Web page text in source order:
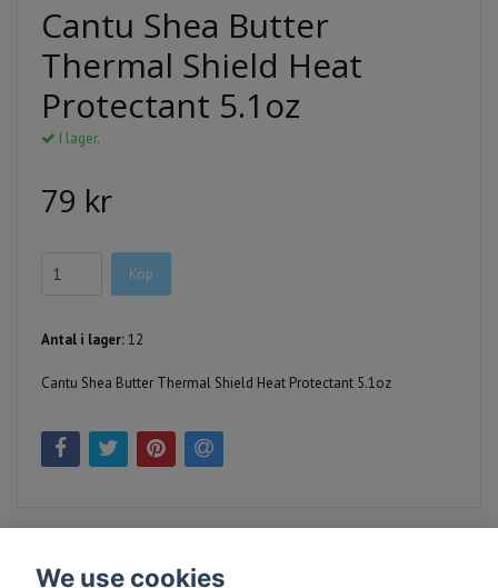
Cantu Shea Butter
Thermal Shield Heat
Protectant 5.1oz
I lager.
79 kr
Köp
Antal i lager:12
Cantu Shea Butter Thermal Shield Heat Protectant 5.1oz
We use cookies